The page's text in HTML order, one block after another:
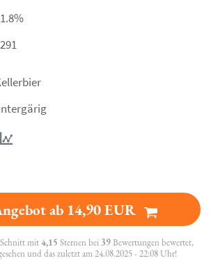
ab 14,90 EUR
mit4,15 Sternen bei 39Bewertungen bewertet,
und das zuletzt am 24.08.2025 - 22:08 Uhr!